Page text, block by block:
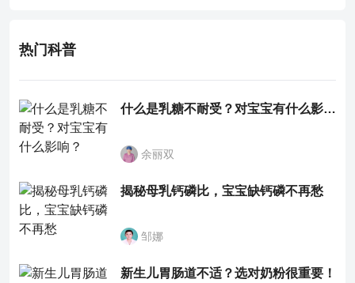
热门科普
什么是乳糖不耐受？对宝宝有什么影响？
余丽双
揭秘母乳钙磷比，宝宝缺钙磷不再愁
邹娜
新生儿胃肠道不适？选对奶粉很重要！